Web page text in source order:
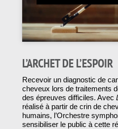
L’ARCHET DE L’ESPOIR
Recevoir un diagnostic de
cheveux lors de traitements
des épreuves difficiles. Avec
réalisé à partir de crin de
humains, l’Orchestre
sensibiliser le public à cette